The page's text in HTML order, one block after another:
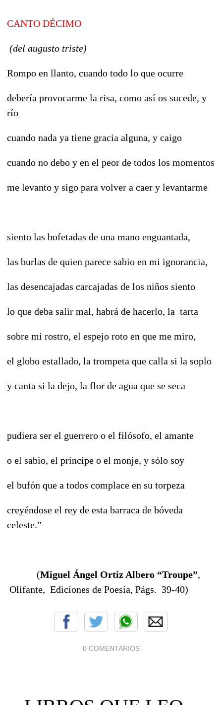
CANTO DÉCIMO
(del augusto triste)
Rompo en llanto, cuando todo lo que ocurre
debería provocarme la risa, como así os sucede, y
río
cuando nada ya tiene gracia alguna, y caigo
cuando no debo y en el peor de todos los momentos
me levanto y sigo para volver a caer y levantarme
siento las bofetadas de una mano enguantada,
las burlas de quien parece sabio en mi ignorancia,
las desencajadas carcajadas de los niños siento
lo que deba salir mal, habrá de hacerlo, la tarta
sobre mi rostro, el espejo roto en que me miro,
el globo estallado, la trompeta que calla si la soplo
y canta si la dejo, la flor de agua que se seca
pudiera ser el guerrero o el filósofo, el amante
o el sabio, el príncipe o el monje, y sólo soy
el bufón que a todos complace en su torpeza
creyéndose el rey de esta barraca de bóveda
celeste.”
(Miguel Ángel Ortiz Albero “Troupe”,
Olifante, Ediciones de Poesía, Págs. 39-40)
0 COMENTARIOS